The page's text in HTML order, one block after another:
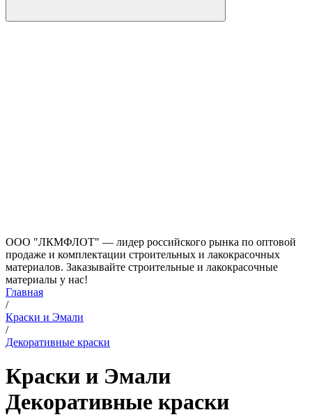
ООО "ЛКМФЛОТ" — лидер российского рынка по оптовой
продаже и комплектации строительных и лакокрасочных
материалов. Заказывайте строительные и лакокрасочные
материалы у нас!
Главная
/
Краски и Эмали
/
Декоративные краски
Краски и Эмали
Декоративные краски